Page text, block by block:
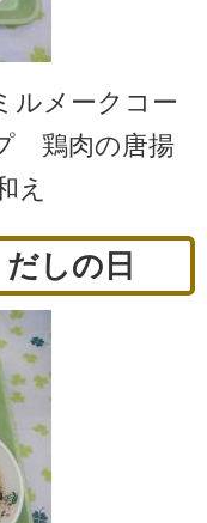
メークコー
鶏肉の唐揚
え
しの日